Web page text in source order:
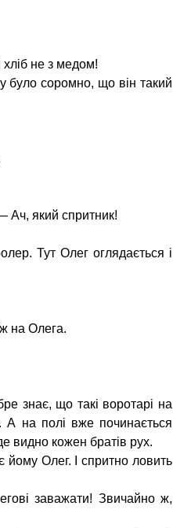
не з медом!
було соромно, що він такий
Ач, який спритник!
Тут Олег оглядається і
на Олега.
знає, що такі воротарі на
А на полі вже починається
видно кожен братів рух.
Олег. І спритно ловить
заважати! Звичайно ж,